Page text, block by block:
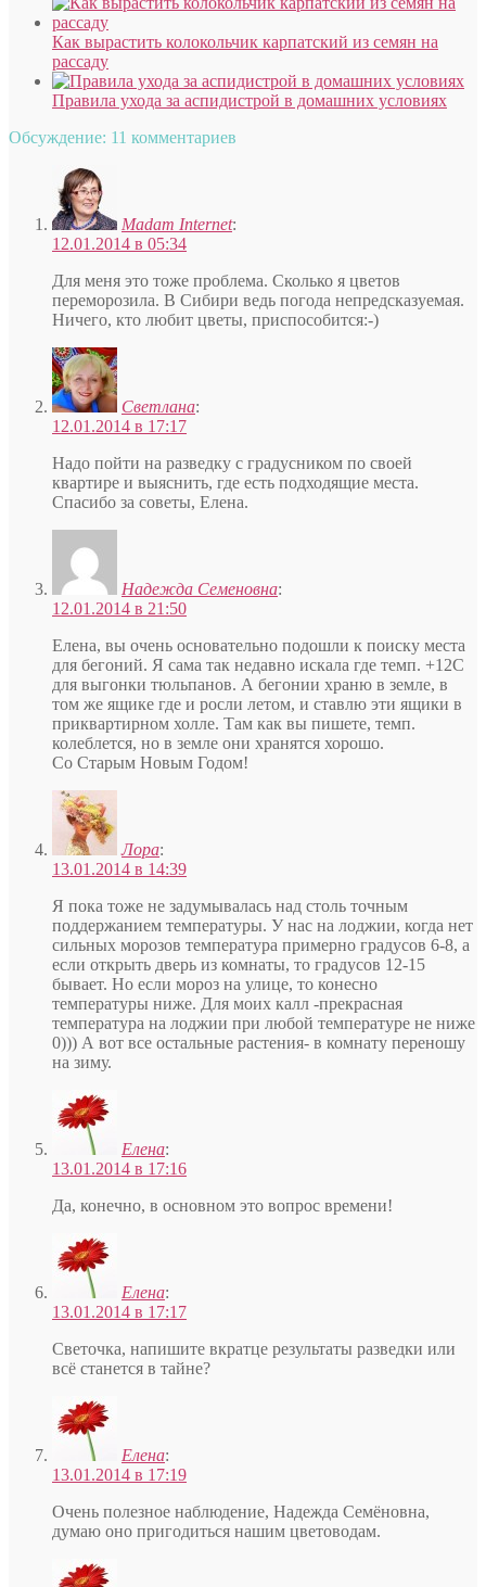
Как вырастить колокольчик карпатский из семян на
рассаду
Правила ухода за аспидистрой в домашних условиях
Обсуждение: 11 комментариев
Madam Internet:
12.01.2014 в 05:34
Для меня это тоже проблема. Сколько я цветов
переморозила. В Сибири ведь погода непредсказуемая.
Ничего, кто любит цветы, приспособится:-)
Светлана:
12.01.2014 в 17:17
Надо пойти на разведку с градусником по своей
квартире и выяснить, где есть подходящие места.
Спасибо за советы, Елена.
Надежда Семеновна:
12.01.2014 в 21:50
Елена, вы очень основательно подошли к поиску места
для бегоний. Я сама так недавно искала где темп. +12С
для выгонки тюльпанов. А бегонии храню в земле, в
том же ящике где и росли летом, и ставлю эти ящики в
приквартирном холле. Там как вы пишете, темп.
колеблется, но в земле они хранятся хорошо.
Со Старым Новым Годом!
Лора:
13.01.2014 в 14:39
Я пока тоже не задумывалась над столь точным
поддержанием температуры. У нас на лоджии, когда нет
сильных морозов температура примерно градусов 6-8, а
если открыть дверь из комнаты, то градусов 12-15
бывает. Но если мороз на улице, то конесно
температуры ниже. Для моих калл -прекрасная
температура на лоджии при любой температуре не ниже
0))) А вот все остальные растения- в комнату переношу
на зиму.
Елена:
13.01.2014 в 17:16
Да, конечно, в основном это вопрос времени!
Елена:
13.01.2014 в 17:17
Светочка, напишите вкратце результаты разведки или
всё станется в тайне?
Елена:
13.01.2014 в 17:19
Очень полезное наблюдение, Надежда Семёновна,
думаю оно пригодиться нашим цветоводам.